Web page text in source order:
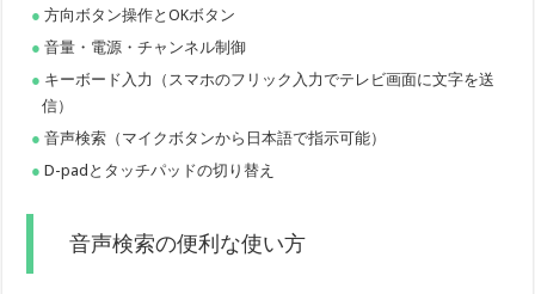
方向ボタン操作とOKボタン
音量・電源・チャンネル制御
キーボード入力（スマホのフリック入力でテレビ画面に文字を送
信）
音声検索（マイクボタンから日本語で指示可能）
D-padとタッチパッドの切り替え
音声検索の便利な使い方